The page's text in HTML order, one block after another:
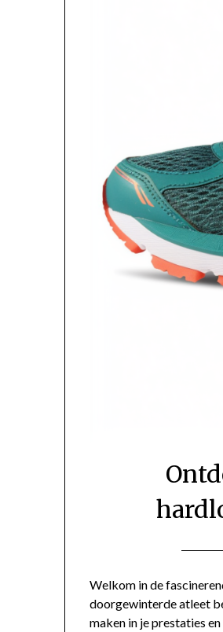
Welkom in de
doorgewinterde atleet
maken in je prestaties